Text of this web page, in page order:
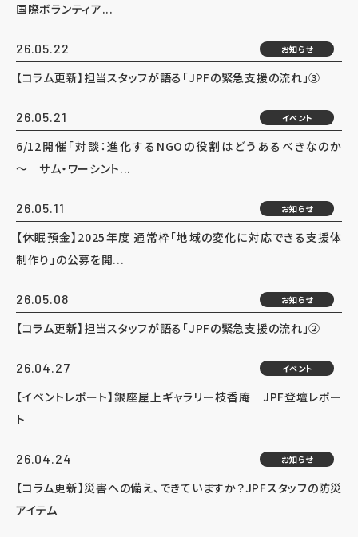
国際ボランティア...
26.05.22 お知らせ
【コラム更新】担当スタッフが語る「JPFの緊急支援の流れ」③
26.05.21 イベント
6/12開催「対談：進化するNGOの役割はどうあるべきなのか
～ サム・ワーシント...
26.05.11 お知らせ
【休眠預金】2025年度 通常枠「地域の変化に対応できる支援体
制作り」の公募を開...
26.05.08 お知らせ
【コラム更新】担当スタッフが語る「JPFの緊急支援の流れ」②
26.04.27 イベント
【イベントレポート】銀座屋上ギャラリー枝香庵｜JPF登壇レポー
ト
26.04.24 お知らせ
【コラム更新】災害への備え、できていますか？JPFスタッフの防災
アイテム